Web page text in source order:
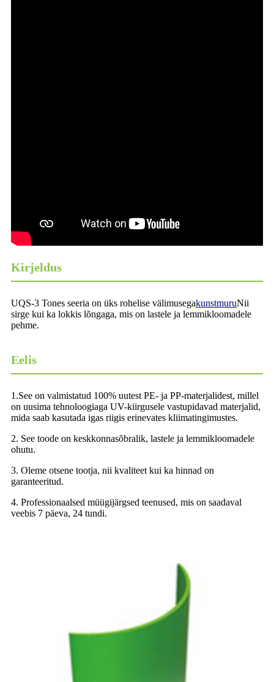
Kirjeldus
UQS-3 Tones seeria on üks rohelise välimusegakunstmuruNii
sirge kui ka lokkis lõngaga, mis on lastele ja lemmikloomadele
pehme.
Eelis
1.See on valmistatud 100% uutest PE- ja PP-materjalidest, millel
on uusima tehnoloogiaga UV-kiirgusele vastupidavad materjalid,
mida saab kasutada igas riigis erinevates kliimatingimustes.
2. See toode on keskkonnasõbralik, lastele ja lemmikloomadele
ohutu.
3. Oleme otsene tootja, nii kvaliteet kui ka hinnad on
garanteeritud.
4. Professionaalsed müügijärgsed teenused, mis on saadaval
veebis 7 päeva, 24 tundi.